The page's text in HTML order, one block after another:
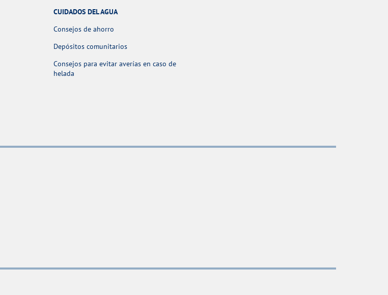
CUIDADOS DEL AGUA
Consejos de ahorro
Depósitos comunitarios
Consejos para evitar averías en caso de
helada